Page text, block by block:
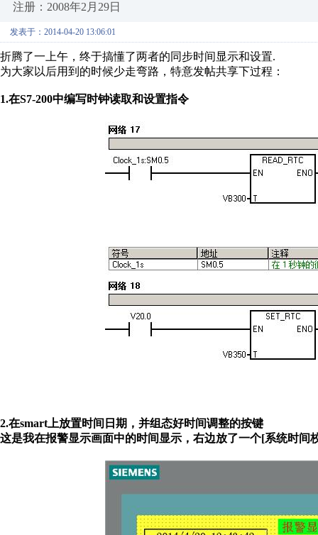
注册：2008年2月29日
发表于：2014-04-20 13:06:01
折腾了一上午，终于搞懂了两者的同步时间显示和设置.
为大家以后用到的时候少走弯路，特意发帖共享下过程：
1.在S7-200中编写时钟读取和设置指令
2.在smart上放置时间日期，并组态好时间调整的按键
这是我在报警显示画面中的时间显示，右边放了一个[系统时间